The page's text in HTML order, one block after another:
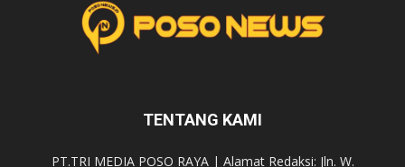
TENTANG KAMI
PT.TRI MEDIA POSO RAYA | Alamat Redaksi: Jln. W.